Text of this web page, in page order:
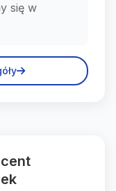
się w